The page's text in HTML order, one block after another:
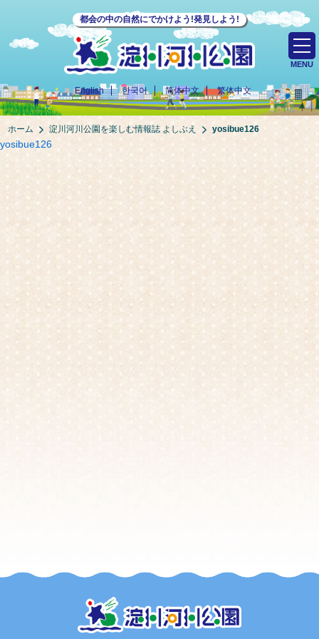
都会の中の自然にでかけよう!発見しよう!
English 한국어 简体中文 繁体中文
MENU
ホーム 淀川河川公園を楽しむ情報誌 よしぶえ yosibue126
yosibue126